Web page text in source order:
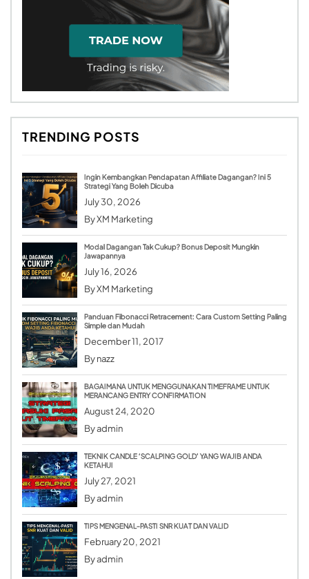
TRENDING POSTS
Ingin Kembangkan Pendapatan Affiliate Dagangan? Ini 5
Strategi Yang Boleh Dicuba
July 30, 2026
ByXM Marketing
Modal Dagangan Tak Cukup? Bonus Deposit Mungkin
Jawapannya
July 16, 2026
ByXM Marketing
Panduan Fibonacci Retracement: Cara Custom Setting Paling
Simple dan Mudah
December 11, 2017
Bynazz
BAGAIMANA UNTUK MENGGUNAKAN TIMEFRAME UNTUK
MERANCANG ENTRY CONFIRMATION
August 24, 2020
Byadmin
TEKNIK CANDLE ‘SCALPING GOLD’ YANG WAJIB ANDA
KETAHUI
July 27, 2021
Byadmin
TIPS MENGENAL-PASTI SNR KUAT DAN VALID
February 20, 2021
Byadmin